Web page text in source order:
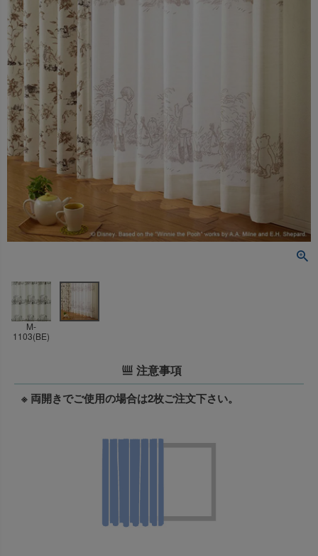
M-
1103(BE)
注意事項
※ 両開きでご使用の場合は2枚ご注文下さい。